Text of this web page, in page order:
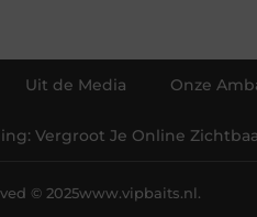
Uit de Media Onze
Vergroot Je Online
© 2025www.vipbaits.nl.